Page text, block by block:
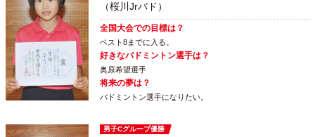
（桜川Jrバド）
全国大会での目標は？
ベスト8までに入る。
好きなバドミントン選手は？
奥原希望選手
将来の夢は？
バドミントン選手になりたい。
男子Cグループ優勝